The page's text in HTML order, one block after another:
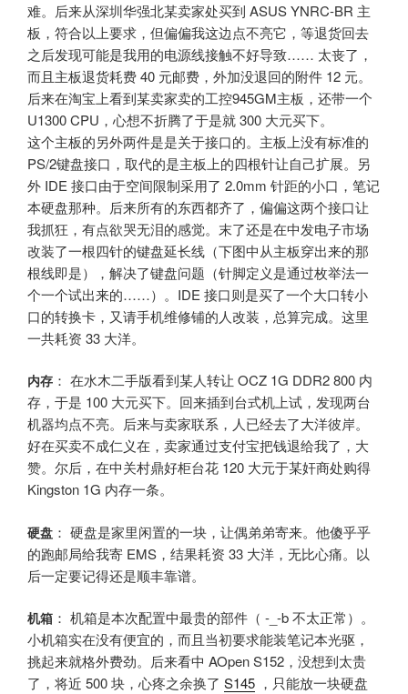
难。后来从深圳华强北某卖家处买到 ASUS YNRC-BR 主
板，符合以上要求，但偏偏我这边点不亮它，等退货回去
之后发现可能是我用的电源线接触不好导致…… 太丧了，
而且主板退货耗费 40 元邮费，外加没退回的附件 12 元。
后来在淘宝上看到某卖家卖的工控945GM主板，还带一个
U1300 CPU，心想不折腾了于是就 300 大元买下。
这个主板的另外两件是是关于接口的。主板上没有标准的
PS/2键盘接口，取代的是主板上的四根针让自己扩展。另
外 IDE 接口由于空间限制采用了 2.0mm 针距的小口，笔记
本硬盘那种。后来所有的东西都齐了，偏偏这两个接口让
我抓狂，有点欲哭无泪的感觉。末了还是在中发电子市场
改装了一根四针的键盘延长线（下图中从主板穿出来的那
根线即是），解决了键盘问题（针脚定义是通过枚举法一
个一个试出来的……）。IDE 接口则是买了一个大口转小
口的转换卡，又请手机维修铺的人改装，总算完成。这里
一共耗资 33 大洋。
内存 ： 在水木二手版看到某人转让 OCZ 1G DDR2 800 内
存，于是 100 大元买下。回来插到台式机上试，发现两台
机器均点不亮。后来与卖家联系，人已经去了大洋彼岸。
好在买卖不成仁义在，卖家通过支付宝把钱退给我了，大
赞。尔后，在中关村鼎好柜台花 120 大元于某奸商处购得
Kingston 1G 内存一条。
硬盘 ： 硬盘是家里闲置的一块，让偶弟弟寄来。他傻乎乎
的跑邮局给我寄 EMS，结果耗资 33 大洋，无比心痛。以
后一定要记得还是顺丰靠谱。
机箱 ： 机箱是本次配置中最贵的部件（ -_-b 不太正常）。
小机箱实在没有便宜的，而且当初要求能装笔记本光驱，
挑起来就格外费劲。后来看中 AOpen S152，没想到太贵
了，将近 500 块，心疼之余换了 S145 ，只能放一块硬盘